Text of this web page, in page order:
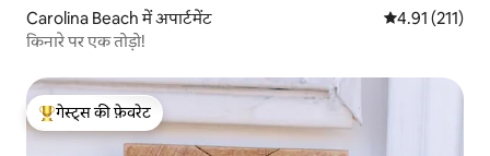
Carolina Beach में अपार्टमेंट औसत रेटिंग 5 में से
4.91 (211)
किनारे पर एक तोड़ो!
गेस्ट्स का टॉप फ़ेवरेट
गेस्ट्स की फ़ेवरेट